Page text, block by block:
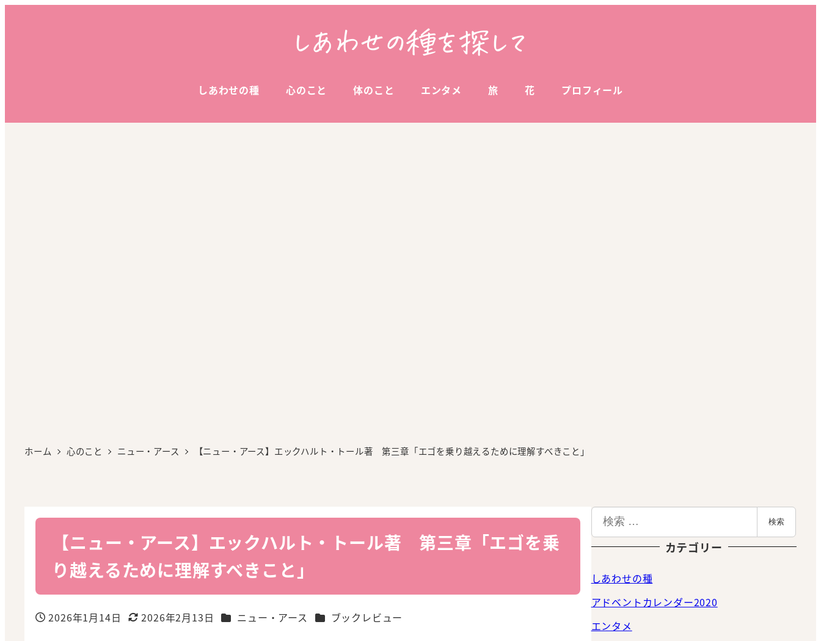
しあわせの種 心のこと 体のこと エンタメ 旅 花 プロフィール
ホーム 心のこと ニュー・アース 【ニュー・アース】エックハルト・トール著 第三章「エゴを乗り越えるために理解すべきこと」
【ニュー・アース】エックハルト・トール著 第三章「エゴを乗
り越えるために理解すべきこと」
投稿日
2026年1月14日
更新日
2026年2月13日 カテゴリー
ニュー・アース カテゴリー
ブックレビュー
索
検索
カテゴリー
しあわせの種
アドベントカレンダー2020
エンタメ